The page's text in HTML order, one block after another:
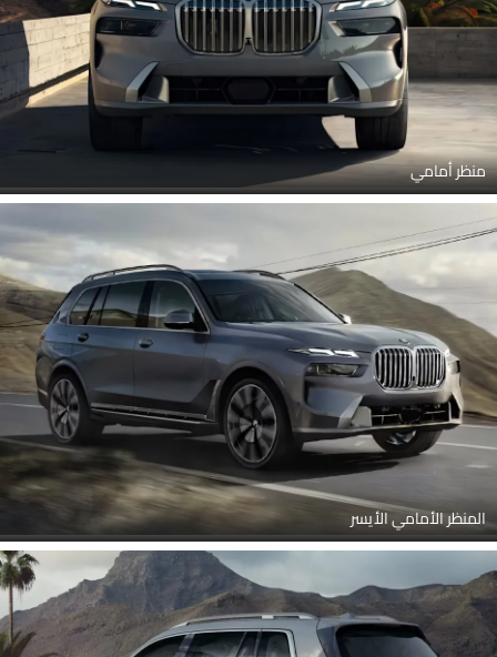
منظر أمامي
المنظر الأمامي الأيسر